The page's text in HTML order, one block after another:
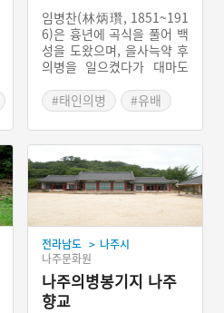
임병찬(林炳瓚, 1851~191
6)은 흉년에 곡식을 풀어 백
성을 도왔으며, 을사늑약 후
의병을 일으켰다가 대마도
의병을 일으켰다가 체포되
어 거문도에 유배되었다가
병사하였다.
#태인의병
#유배
#중기의병
#대한독립의군부
전라남도 > 나주시
나주문화원
나주의병봉기지 나주
향교